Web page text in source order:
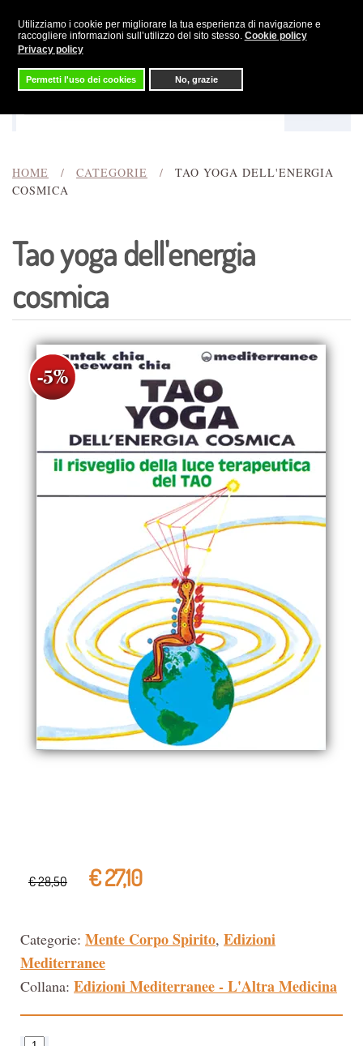
Utilizziamo i cookie per migliorare la tua esperienza di navigazione e
raccogliere informazioni sull’utilizzo del sito stesso. Cookie policy
Privacy policy
Permetti l'uso dei cookies No, grazie
Skip to main content
HOME CATEGORIE
TAO YOGA DELL'ENERGIA
COSMICA
Tao yoga dell'energia
cosmica
€ 28,50 € 27,10
Categorie: Mente Corpo Spirito, Edizioni
Mediterranee
Collana: Edizioni Mediterranee - L'Altra Medicina